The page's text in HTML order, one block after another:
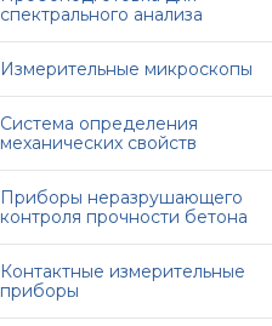
спектрального анализа
Измерительные микроскопы
Система определения
механических свойств
Приборы неразрушающего
контроля прочности бетона
Контактные измерительные
приборы